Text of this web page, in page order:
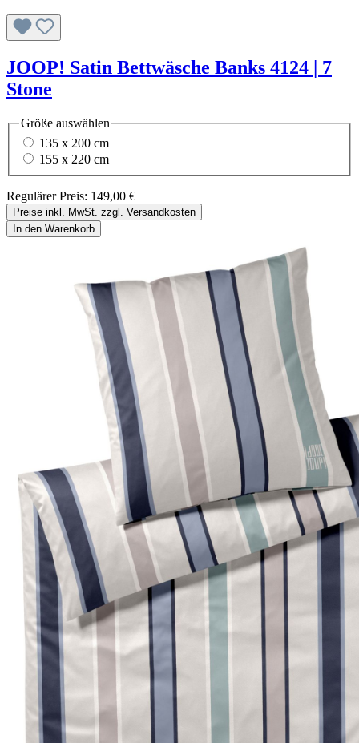
JOOP! Satin Bettwäsche Banks 4124 | 7
Stone
Größe auswählen
135 x 200 cm
155 x 220 cm
Regulärer Preis: 149,00 €
Preise inkl. MwSt. zzgl. Versandkosten
In den Warenkorb